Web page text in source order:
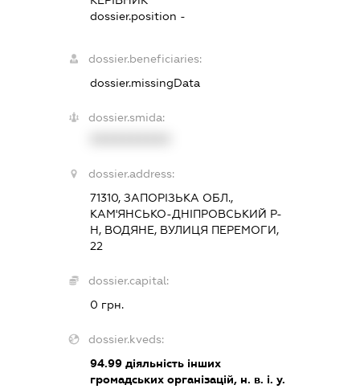
dossier.position -
dossier.beneficiaries:
dossier.missingData
dossier.smida:
dossier.address:
71310, ЗАПОРІЗЬКА ОБЛ.,
КАМ'ЯНСЬКО-ДНІПРОВСЬКИЙ Р-
Н, ВОДЯНЕ, ВУЛИЦЯ ПЕРЕМОГИ,
22
dossier.capital:
0 грн.
dossier.kveds:
94.99 діяльність інших
громадських організацій, н. в. і. у.